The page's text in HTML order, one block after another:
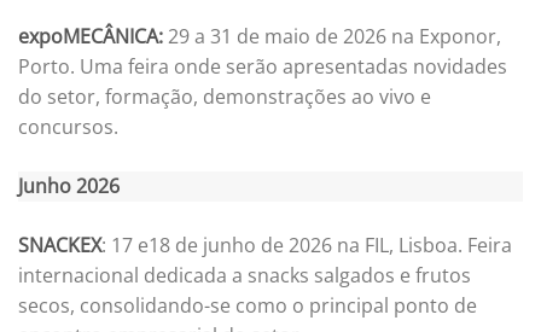
expoMECÂNICA:29 a 31 de maio de 2026 na Exponor,
Porto. Uma feira onde serão apresentadas novidades
do setor, formação, demonstrações ao vivo e
concursos.
Junho 2026
SNACKEX: 17 e18 de junho de 2026 na FIL, Lisboa. Feira
internacional dedicada a snacks salgados e frutos
secos, consolidando-se como o principal ponto de